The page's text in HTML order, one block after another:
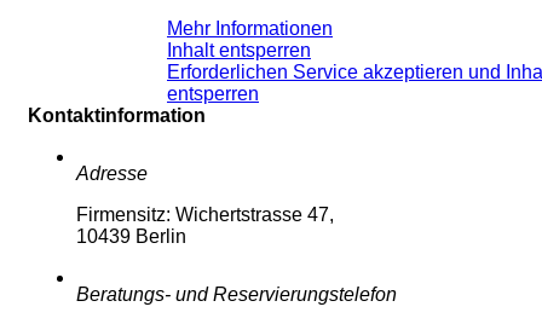
Mehr Informationen
Inhalt entsperren
Erforderlichen Service akzeptieren und
entsperren
Kontaktinformation
Adresse
Firmensitz: Wichertstrasse 47,
10439 Berlin
Beratungs- und Reservierungstelefon